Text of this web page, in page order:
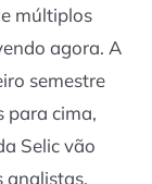
múltiplos
agora. A
semestre
para cima,
Selic vão
analistas.